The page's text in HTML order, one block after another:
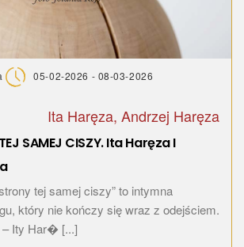
05-02-2026 - 08-03-2026
Ita Haręza, Andrzej Haręza
SAMEJ CISZY. Ita Haręza I
tej samej ciszy” to intymna
który nie kończy się wraz z odejściem.
Ity Har� [...]